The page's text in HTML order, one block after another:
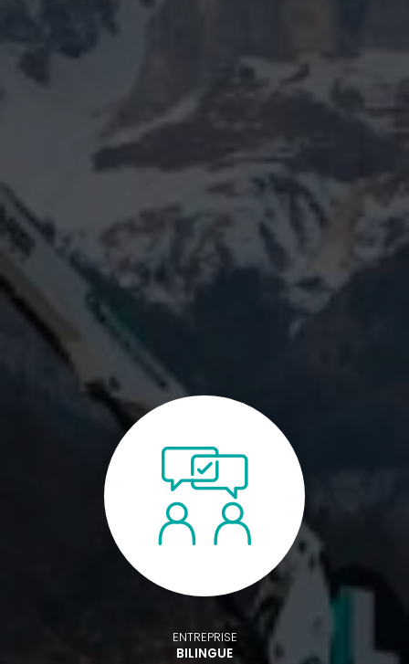
ENTREPRISE
BILINGUE